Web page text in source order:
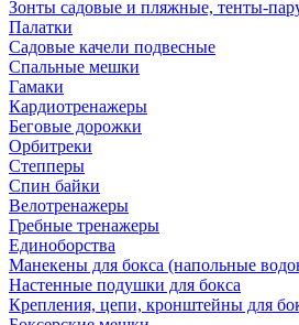
Зонты садовые и пляжные, тенты-
Палатки
Садовые качели подвесные
Спальные мешки
Гамаки
Кардиотренажеры
Беговые дорожки
Орбитреки
Степперы
Спин байки
Велотренажеры
Гребные тренажеры
Единоборства
Манекены для бокса (напольные
Настенные подушки для бокса
Крепления, цепи, кронштейны для